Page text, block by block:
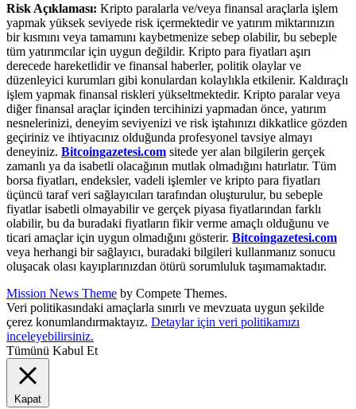
Risk Açıklaması: Kripto paralarla ve/veya finansal araçlarla işlem
yapmak yüksek seviyede risk içermektedir ve yatırım miktarınızın
bir kısmını veya tamamını kaybetmenize sebep olabilir, bu sebeple
tüm yatırımcılar için uygun değildir. Kripto para fiyatları aşırı
derecede hareketlidir ve finansal haberler, politik olaylar ve
düzenleyici kurumları gibi konulardan kolaylıkla etkilenir. Kaldıraçlı
işlem yapmak finansal riskleri yükseltmektedir. Kripto paralar veya
diğer finansal araçlar içinden tercihinizi yapmadan önce, yatırım
nesnelerinizi, deneyim seviyenizi ve risk iştahınızı dikkatlice gözden
geçiriniz ve ihtiyacınız olduğunda profesyonel tavsiye almayı
deneyiniz. Bitcoingazetesi.com sitede yer alan bilgilerin gerçek
zamanlı ya da isabetli olacağının mutlak olmadığını hatırlatır. Tüm
borsa fiyatları, endeksler, vadeli işlemler ve kripto para fiyatları
üçüncü taraf veri sağlayıcıları tarafından oluşturulur, bu sebeple
fiyatlar isabetli olmayabilir ve gerçek piyasa fiyatlarından farklı
olabilir, bu da buradaki fiyatların fikir verme amaçlı olduğunu ve
ticari amaçlar için uygun olmadığını gösterir. Bitcoingazetesi.com
veya herhangi bir sağlayıcı, buradaki bilgileri kullanmanız sonucu
oluşacak olası kayıplarınızdan ötürü sorumluluk taşımamaktadır.
Mission News Theme by Compete Themes.
Veri politikasındaki amaçlarla sınırlı ve mevzuata uygun şekilde
çerez konumlandırmaktayız. Detaylar için veri politikamızı
inceleyebilirsiniz.
Tümünü Kabul Et
Kapat